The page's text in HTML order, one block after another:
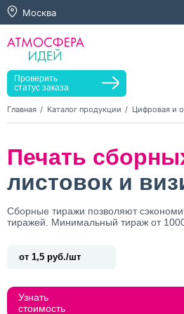
Москва
Проверить
статус заказа
Главная Каталог продукции Цифровая и
Печать
листовок и
Сборные тиражи позволяют
тиражей. Минимальный тираж от
от 1,5 руб./шт
Узнать
стоимость
Заказать
Оставьте заявку, мы
Заказать
обработку персональных данных и
конфиденциальности
Нажимая на кнопку, я даю
Оставить